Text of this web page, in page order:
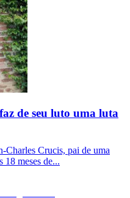
de seu luto uma luta
Charles Crucis, pai de uma
18 meses de...